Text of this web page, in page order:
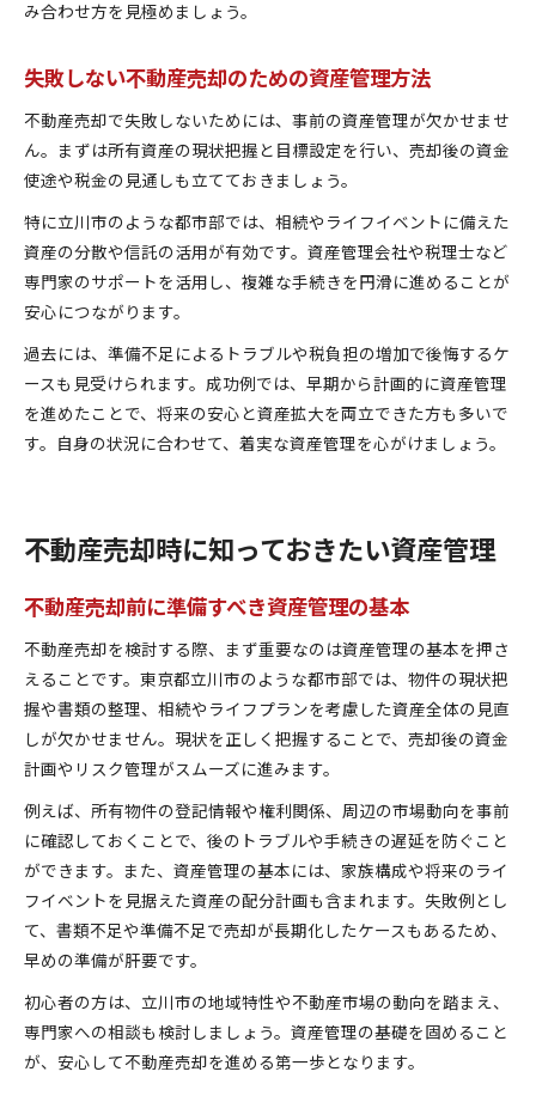
み合わせ方を見極めましょう。
失敗しない不動産売却のための資産管理方法
不動産売却で失敗しないためには、事前の資産管理が欠かせませ
ん。まずは所有資産の現状把握と目標設定を行い、売却後の資金
使途や税金の見通しも立てておきましょう。
特に立川市のような都市部では、相続やライフイベントに備えた
資産の分散や信託の活用が有効です。資産管理会社や税理士など
専門家のサポートを活用し、複雑な手続きを円滑に進めることが
安心につながります。
過去には、準備不足によるトラブルや税負担の増加で後悔するケ
ースも見受けられます。成功例では、早期から計画的に資産管理
を進めたことで、将来の安心と資産拡大を両立できた方も多いで
す。自身の状況に合わせて、着実な資産管理を心がけましょう。
不動産売却時に知っておきたい資産管理
不動産売却前に準備すべき資産管理の基本
不動産売却を検討する際、まず重要なのは資産管理の基本を押さ
えることです。東京都立川市のような都市部では、物件の現状把
握や書類の整理、相続やライフプランを考慮した資産全体の見直
しが欠かせません。現状を正しく把握することで、売却後の資金
計画やリスク管理がスムーズに進みます。
例えば、所有物件の登記情報や権利関係、周辺の市場動向を事前
に確認しておくことで、後のトラブルや手続きの遅延を防ぐこと
ができます。また、資産管理の基本には、家族構成や将来のライ
フイベントを見据えた資産の配分計画も含まれます。失敗例とし
て、書類不足や準備不足で売却が長期化したケースもあるため、
早めの準備が肝要です。
初心者の方は、立川市の地域特性や不動産市場の動向を踏まえ、
専門家への相談も検討しましょう。資産管理の基礎を固めること
が、安心して不動産売却を進める第一歩となります。